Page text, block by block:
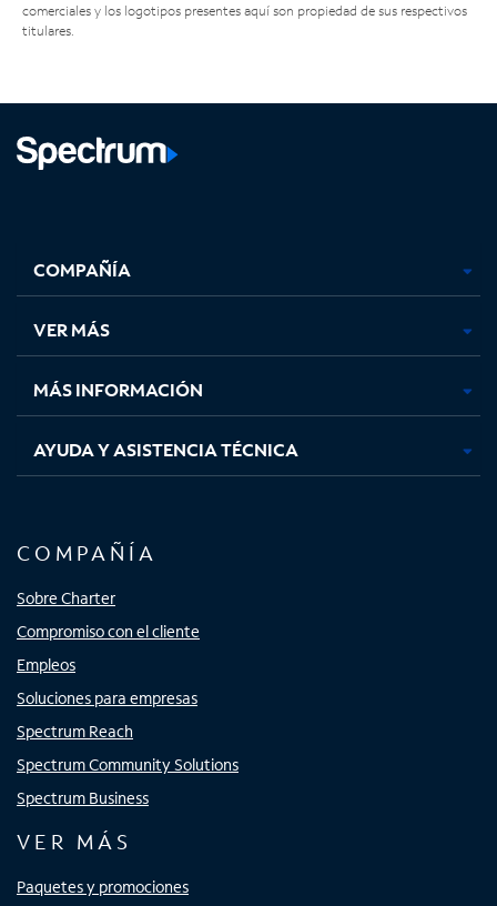
comerciales y los logotipos presentes aquí son propiedad de sus respectivos
titulares.
abre
en
pestaña
nueva
abre
en
pestaña
nueva
abre
en
pestaña
nueva
en
nueva
COMPAÑÍA
VER MÁS
MÁS INFORMACIÓN
AYUDA Y ASISTENCIA TÉCNICA
COMPAÑÍA
Sobre Charter
Compromiso con el cliente
Empleos
Soluciones para empresas
Spectrum Reach
Spectrum Community Solutions
Spectrum Business
VER MÁS
Paquetes y promociones